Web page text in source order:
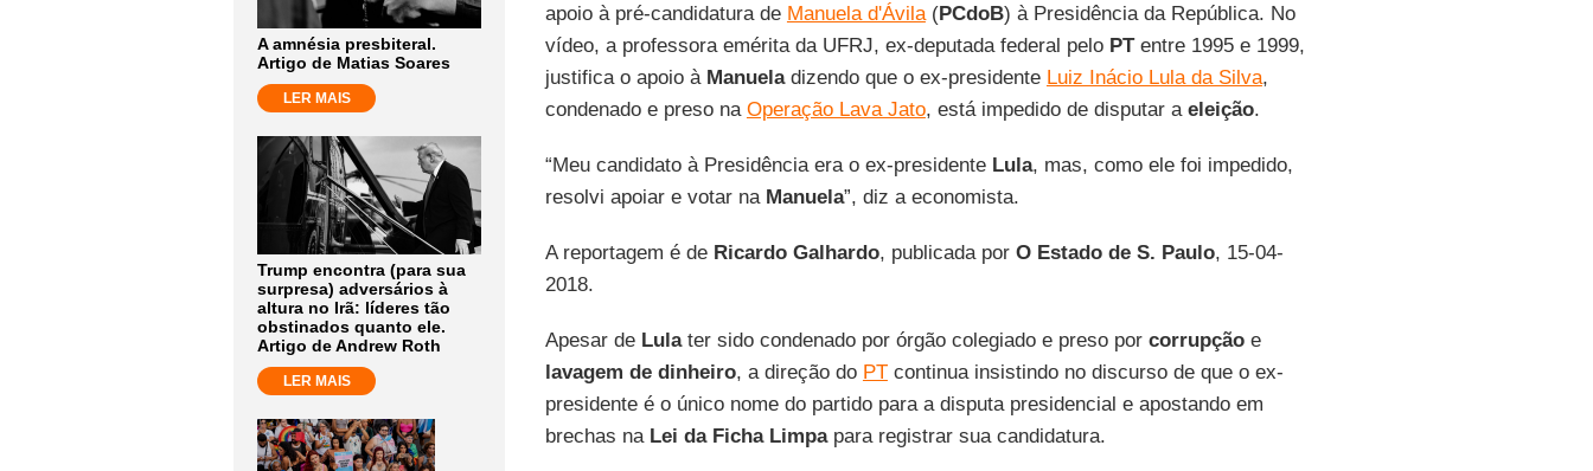
A amnésia presbiteral.
Artigo de Matias Soares
LER MAIS
Trump encontra (para sua
surpresa) adversários à
altura no Irã: líderes tão
obstinados quanto ele.
Artigo de Andrew Roth
LER MAIS
apoio à pré-candidatura de Manuela d'Ávila(PCdoB) à Presidência da República. No
vídeo, a professora emérita da UFRJ, ex-deputada federal pelo PTentre 1995 e 1999,
justifica o apoio àManueladizendo que o ex-presidente Luiz Inácio Lula da Silva,
condenado e preso na Operação Lava Jato, está impedido de disputar aeleição.
“Meu candidato à Presidência era o ex-presidenteLula, mas, como ele foi impedido,
resolvi apoiar e votar naManuela”, diz a economista.
A reportagem é de Ricardo Galhardo, publicada por O Estado de S. Paulo, 15-04-
2018.
Apesar de Lulater sido condenado por órgão colegiado e preso por corrupçãoe
lavagem de dinheiro, a direção do PTcontinua insistindo no discurso de que o ex-
presidente é o único nome do partido para a disputa presidencial e apostando em
brechas na Lei da Ficha Limpapara registrar sua candidatura.